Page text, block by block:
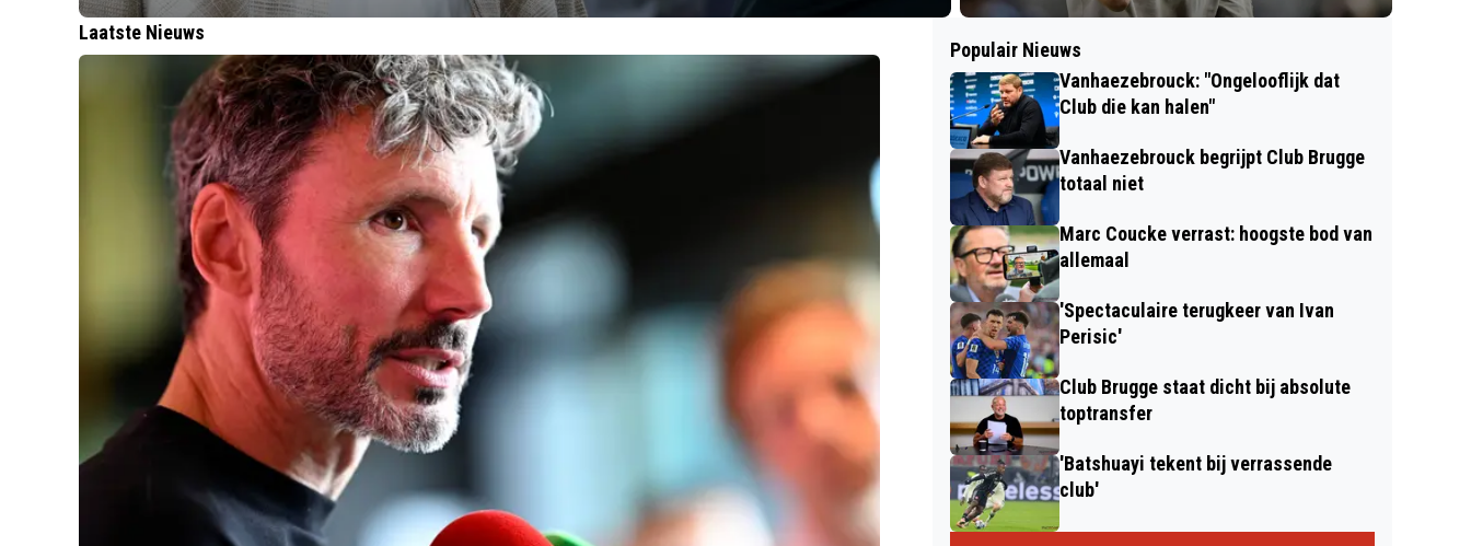
Laatste Nieuws
Populair Nieuws
Vanhaezebrouck: "Ongelooflijk dat
Club die kan halen"
Vanhaezebrouck begrijpt Club Brugge
totaal niet
Marc Coucke verrast: hoogste bod van
allemaal
'Spectaculaire terugkeer van Ivan
Perisic'
Club Brugge staat dicht bij absolute
toptransfer
'Batshuayi tekent bij verrassende
club'